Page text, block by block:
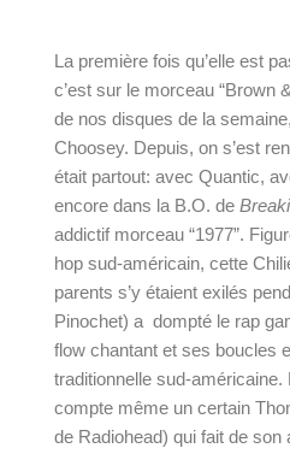
La première fois qu’elle est
c’est sur le morceau “Brown
de nos disques de la semaine,
Choosey. Depuis, on s’est
était partout: avec Quantic,
encore dans la B.O. de
addictif morceau “1977”.
hop sud-américain, cette
parents s’y étaient exilés
Pinochet) a  dompté le rap
flow chantant et ses boucles
traditionnelle sud-
compte même un certain
de Radiohead) qui fait de son